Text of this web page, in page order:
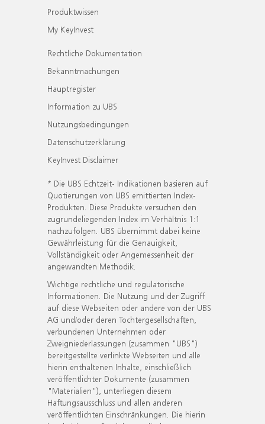
Produktwissen
My KeyInvest
Rechtliche Dokumentation
Bekanntmachungen
Hauptregister
Information zu UBS
Nutzungsbedingungen
Datenschutzerklärung
KeyInvest Disclaimer
* Die UBS Echtzeit- Indikationen basieren auf
Quotierungen von UBS emittierten Index-
Produkten. Diese Produkte versuchen den
zugrundeliegenden Index im Verhältnis 1:1
nachzufolgen. UBS übernimmt dabei keine
Gewährleistung für die Genauigkeit,
Vollständigkeit oder Angemessenheit der
angewandten Methodik.
Wichtige rechtliche und regulatorische
Informationen. Die Nutzung und der Zugriff
auf diese Webseiten oder andere von der UBS
AG und/oder deren Tochtergesellschaften,
verbundenen Unternehmen oder
Zweigniederlassungen (zusammen "UBS")
bereitgestellte verlinkte Webseiten und alle
hierin enthaltenen Inhalte, einschließlich
veröffentlichter Dokumente (zusammen
"Materialien"), unterliegen diesem
Haftungsausschluss und allen anderen
veröffentlichten Einschränkungen. Die hierin